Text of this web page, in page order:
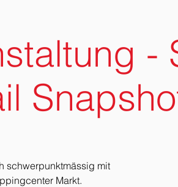
-
schwerpunktmässig mit
Markt.